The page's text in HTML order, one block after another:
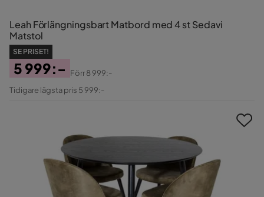
Leah Förlängningsbart Matbord med 4 st Sedavi
Matstol
SE PRISET!
Pris
5 999:-
Original
Förr8 999:-
Tidigare lägsta pris 5 999:-